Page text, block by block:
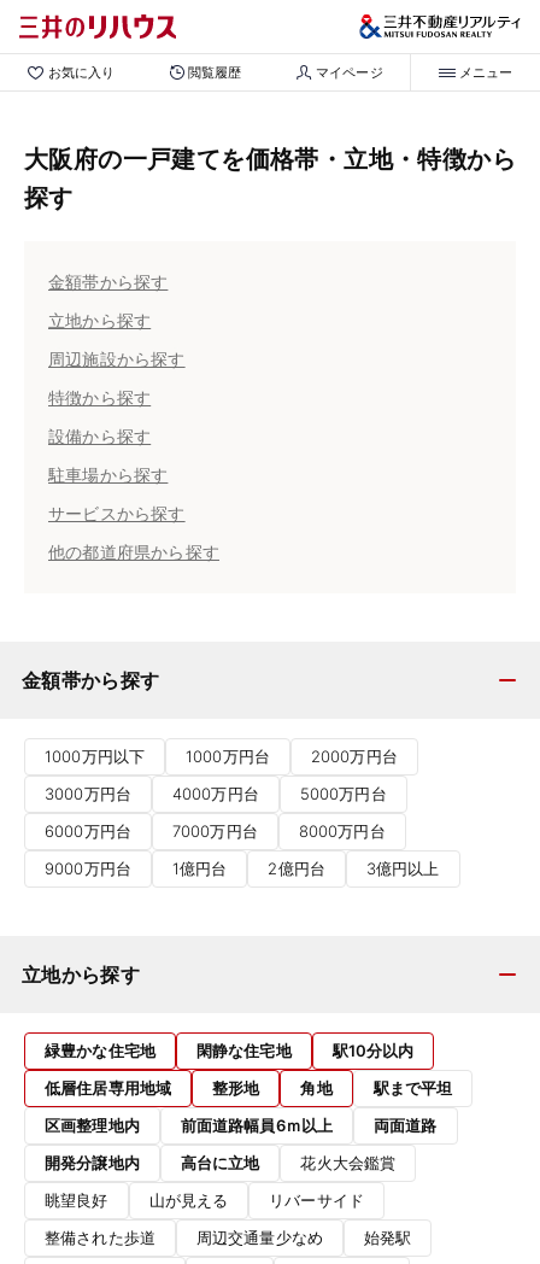
お気に入り 閲覧履歴 マイページ メニュー
大阪府の一戸建てを価格帯・立地・特徴から
探す
金額帯から探す
立地から探す
周辺施設から探す
特徴から探す
設備から探す
駐車場から探す
サービスから探す
他の都道府県から探す
金額帯から探す
1000万円以下 1000万円台
2000万円台
3000万円台
4000万円台
5000万円台
6000万円台
7000万円台
8000万円台
9000万円台
1億円台 2億円台 3億円以上
立地から探す
緑豊かな住宅地 閑静な住宅地
駅10分以内
低層住居専用地域
整形地 角地
駅まで平坦
区画整理地内
前面道路幅員6ｍ以上
両面道路
開発分譲地内
高台に立地
花火大会鑑賞
眺望良好
山が見える
リバーサイド
整備された歩道
周辺交通量少なめ
始発駅